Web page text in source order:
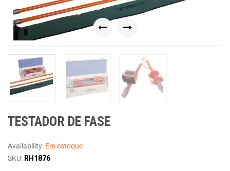
Previous
TESTADOR DE FASE
Availability: Em estoque
SKU: RH1876